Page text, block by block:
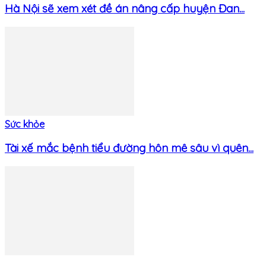
Hà Nội sẽ xem xét đề án nâng cấp huyện Đan...
Sức khỏe
Tài xế mắc bệnh tiểu đường hôn mê sâu vì quên...